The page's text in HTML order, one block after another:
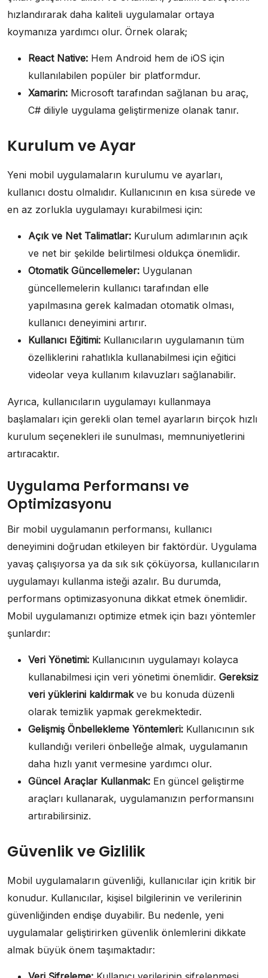
hızlandırarak daha kaliteli uygulamalar ortaya
koymanıza yardımcı olur. Örnek olarak;
React Native: Hem Android hem de iOS için
kullanılabilen popüler bir platformdur.
Xamarin: Microsoft tarafından sağlanan bu araç,
C# diliyle uygulama geliştirmenize olanak tanır.
Kurulum ve Ayar
Yeni mobil uygulamaların kurulumu ve ayarları,
kullanıcı dostu olmalıdır. Kullanıcının en kısa sürede ve
en az zorlukla uygulamayı kurabilmesi için:
Açık ve Net Talimatlar: Kurulum adımlarının açık
ve net bir şekilde belirtilmesi oldukça önemlidir.
Otomatik Güncellemeler: Uygulanan
güncellemelerin kullanıcı tarafından elle
yapılmasına gerek kalmadan otomatik olması,
kullanıcı deneyimini artırır.
Kullanıcı Eğitimi: Kullanıcıların uygulamanın tüm
özelliklerini rahatlıkla kullanabilmesi için eğitici
videolar veya kullanım kılavuzları sağlanabilir.
Ayrıca, kullanıcıların uygulamayı kullanmaya
başlamaları için gerekli olan temel ayarların birçok hızlı
kurulum seçenekleri ile sunulması, memnuniyetlerini
artıracaktır.
Uygulama Performansı ve
Optimizasyonu
Bir mobil uygulamanın performansı, kullanıcı
deneyimini doğrudan etkileyen bir faktördür. Uygulama
yavaş çalışıyorsa ya da sık sık çöküyorsa, kullanıcıların
uygulamayı kullanma isteği azalır. Bu durumda,
performans optimizasyonuna dikkat etmek önemlidir.
Mobil uygulamanızı optimize etmek için bazı yöntemler
şunlardır:
Veri Yönetimi: Kullanıcının uygulamayı kolayca
kullanabilmesi için veri yönetimi önemlidir. Gereksiz
veri yüklerini kaldırmakve bu konuda düzenli
olarak temizlik yapmak gerekmektedir.
Gelişmiş Önbellekleme Yöntemleri: Kullanıcının sık
kullandığı verileri önbelleğe almak, uygulamanın
daha hızlı yanıt vermesine yardımcı olur.
Güncel Araçlar Kullanmak: En güncel geliştirme
araçları kullanarak, uygulamanızın performansını
artırabilirsiniz.
Güvenlik ve Gizlilik
Mobil uygulamaların güvenliği, kullanıcılar için kritik bir
konudur. Kullanıcılar, kişisel bilgilerinin ve verilerinin
güvenliğinden endişe duyabilir. Bu nedenle, yeni
uygulamalar geliştirirken güvenlik önlemlerini dikkate
almak büyük önem taşımaktadır: